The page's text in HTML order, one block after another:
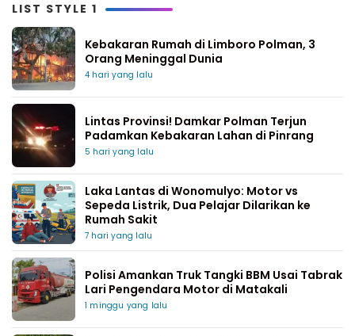
LIST STYLE 1
Kebakaran Rumah di Limboro Polman, 3
Orang Meninggal Dunia
4 hari yang lalu
Lintas Provinsi! Damkar Polman Terjun
Padamkan Kebakaran Lahan di Pinrang
5 hari yang lalu
Laka Lantas di Wonomulyo: Motor vs
Sepeda Listrik, Dua Pelajar Dilarikan ke
Rumah Sakit
7 hari yang lalu
Polisi Amankan Truk Tangki BBM Usai Tabrak
Lari Pengendara Motor di Matakali
1 minggu yang lalu